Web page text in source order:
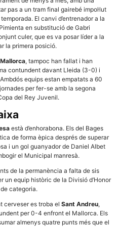
pas a un tram final gairebé impol·lut
El canvi d’entrenador a la
en substitució de Gabri
culer, que es va posar líder a la
la primera posició.
Mallorca, tampoc han fallat i han
contundent davant Lleida (3-0) i
equips estan empatats a 60
per fer-se amb la segona
del Rey Juvenil.
està d’enhorabona. Els del Bages
de forma èpica després de superar
i un gol guanyador de Daniel Albet
el Municipal manresà.
de la permanència a falta de sis
un equip històric de la Divisió d’Honor
categoria.
cerveser es troba el Sant Andreu,
per 0-4 enfront el Mallorca. Els
almenys quatre punts més que el
web.
Estadístiques
Recopilem
estadístiques
de manera
anònima d'ús
del lloc web
per a millorar
la funcionalitat
Experiència
d'usuari
components
tècnics del
nostre lloc web
emmagatzemen
dades en el seu
dispositiu que
permeten que el
lloc funcioni tan